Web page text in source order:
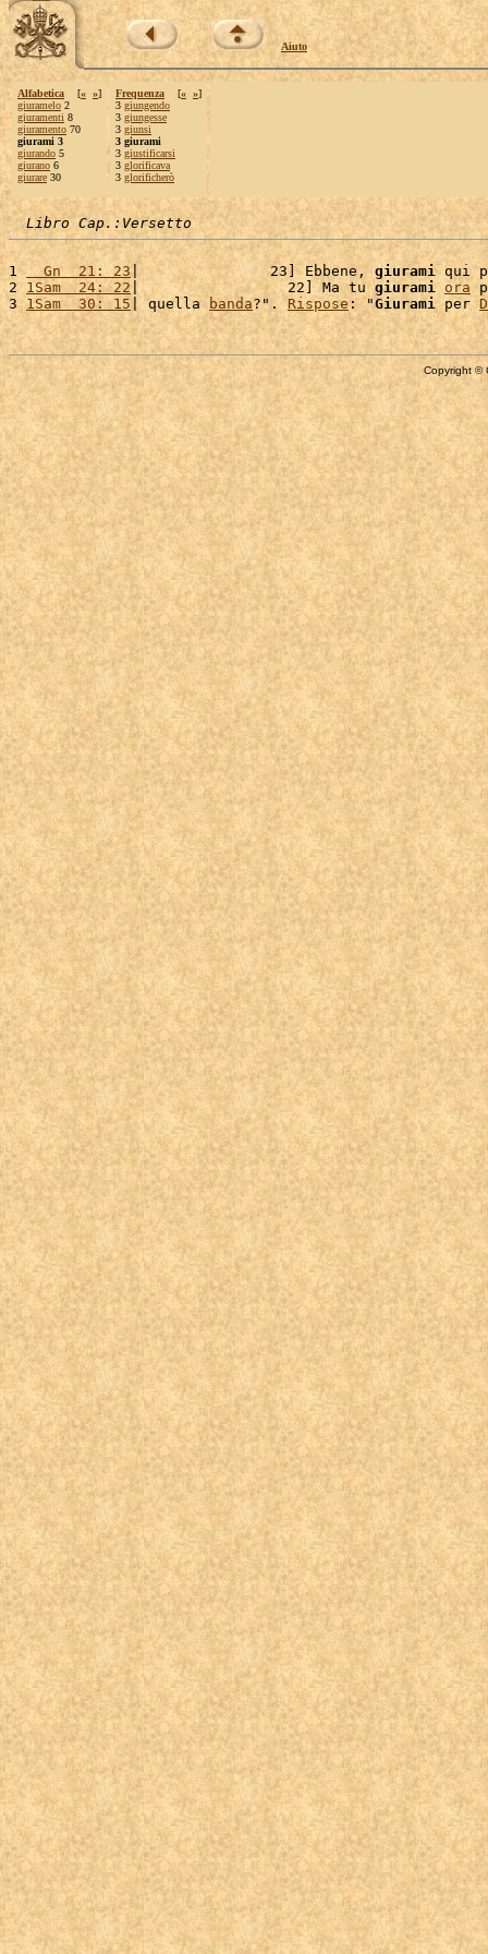
Aiuto
Alfabetica [« »]
giuramelo 2
giuramenti 8
giuramento 70
giurami 3
giurando 5
giurano 6
giurare 30
Frequenza [« »]
3 giungendo
3 giungesse
3 giunsi
3 giurami
3 giustificarsi
3 glorificava
3 glorificherò
Libro Cap.:Versetto
1
  Gn  21: 23
|               23] Ebbene, giurami qui
2 1Sam  24: 22 |                 22] Ma tu giurami ora
3 1Sam  30: 15 | quella banda?". Rispose : "Giurami per
Copyright ©